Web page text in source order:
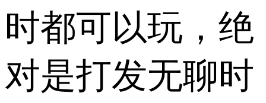
时都可以玩，绝
对是打发无聊时